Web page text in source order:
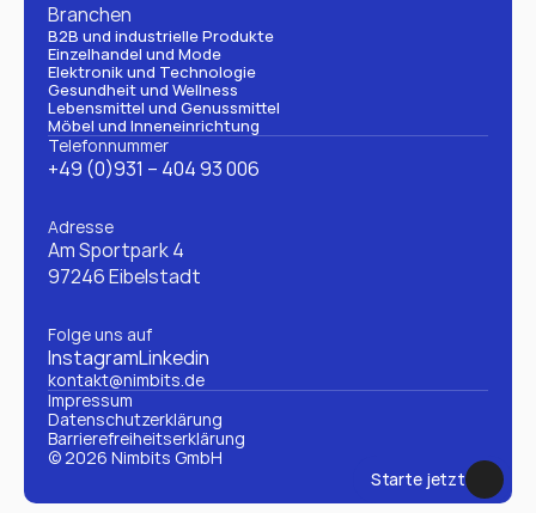
Starte jetzt
Branchen
B2B und industrielle Produkte
Einzelhandel und Mode
Elektronik und Technologie
Gesundheit und Wellness
Lebensmittel und Genussmittel
Möbel und Inneneinrichtung
kontakt@nimbits.de
Telefonnummer
+49 (0)931 – 404 93 006
Adresse
Am Sportpark 4
97246 Eibelstadt
Folge uns auf
InstagramLinkedin
Impressum
Datenschutzerklärung
Barrierefreiheitserklärung
© 2026 Nimbits GmbH